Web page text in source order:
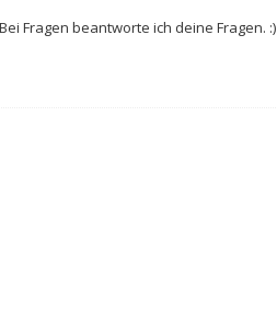
Fragen beantworte ich deine Fragen. :)